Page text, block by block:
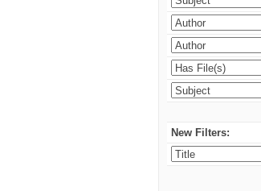
New Filters: